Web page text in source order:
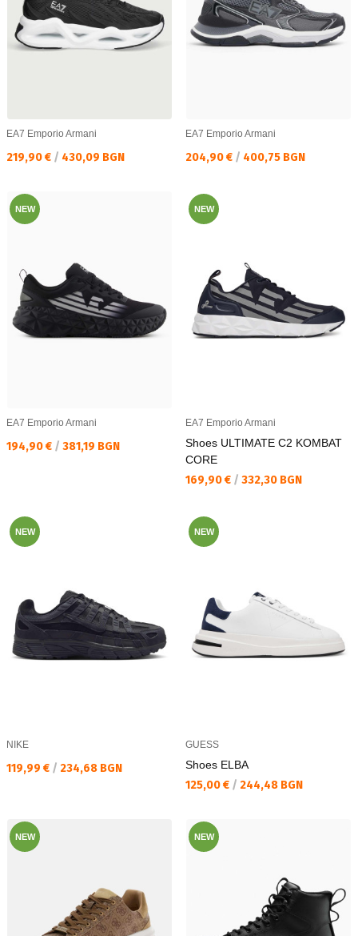
EA7 Emporio Armani
Текуща цена:
219,90 € / 430,09 BGN
EA7 Emporio Armani
Текуща цена:
204,90 € / 400,75 BGN
NEW
EA7 Emporio Armani
Текуща цена:
194,90 € / 381,19 BGN
NEW
EA7 Emporio Armani
Shoes ULTIMATE C2 KOMBAT
CORE
Текуща цена:
169,90 € / 332,30 BGN
NEW
NIKE
Текуща цена:
119,99 € / 234,68 BGN
NEW
GUESS
Shoes ELBA
Текуща цена:
125,00 € / 244,48 BGN
NEW NEW